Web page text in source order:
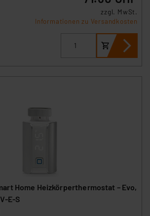
zzgl. MwSt.
Informationen zu Versandkosten
Home Heizkörperthermostat – Evo,
E-S